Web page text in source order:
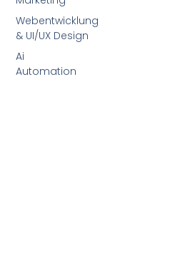
Webentwicklung
& UI/UX Design
Ai
Automation